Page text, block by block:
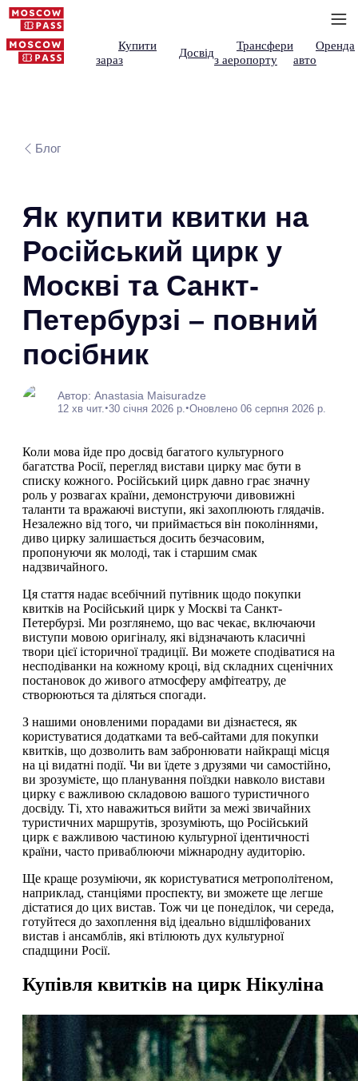
Купити
зараз
Досвід
Трансфери
з аеропорту
Оренда
авто
Блог
Як купити квитки на
Російський цирк у
Москві та Санкт-
Петербурзі – повний
посібник
Автор: Anastasia Maisuradze
12 хв чит. •30 січня 2026 р. •Оновлено 06 серпня 2026 р.
Коли мова йде про досвід багатого культурного
багатства Росії, перегляд вистави цирку має бути в
списку кожного. Російський цирк давно грає значну
роль у розвагах країни, демонструючи дивовижні
таланти та вражаючі виступи, які захоплюють глядачів.
Незалежно від того, чи приймається він поколіннями,
диво цирку залишається досить безчасовим,
пропонуючи як молоді, так і старшим смак
надзвичайного.
Ця стаття надає всебічний путівник щодо покупки
квитків на Російський цирк у Москві та Санкт-
Петербурзі. Ми розглянемо, що вас чекає, включаючи
виступи мовою оригіналу, які відзначають класичні
твори цієї історичної традиції. Ви можете сподіватися на
несподіванки на кожному кроці, від складних сценічних
постановок до живого атмосферу амфітеатру, де
створюються та діляться спогади.
З нашими оновленими порадами ви дізнаєтеся, як
користуватися додатками та веб-сайтами для покупки
квитків, що дозволить вам забронювати найкращі місця
на ці видатні події. Чи ви їдете з друзями чи самостійно,
ви зрозумієте, що планування поїздки навколо вистави
цирку є важливою складовою вашого туристичного
досвіду. Ті, хто наважиться вийти за межі звичайних
туристичних маршрутів, зрозуміють, що Російський
цирк є важливою частиною культурної ідентичності
країни, часто приваблюючи міжнародну аудиторію.
Ще краще розуміючи, як користуватися метрополітеном,
наприклад, станціями проспекту, ви зможете ще легше
дістатися до цих вистав. Тож чи це понеділок, чи середа,
готуйтеся до захоплення від ідеально відшліфованих
вистав і ансамблів, які втілюють дух культурної
спадщини Росії.
Купівля квитків на цирк Нікуліна